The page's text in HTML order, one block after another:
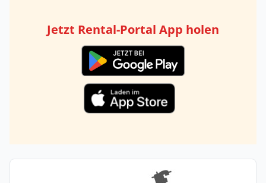
Jetzt Rental-Portal App holen